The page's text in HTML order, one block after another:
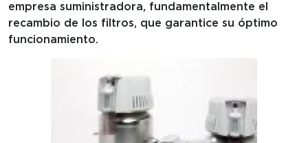
empresa suministradora, fundamentalmente el
recambio de los filtros, que garantice su óptimo
funcionamiento.